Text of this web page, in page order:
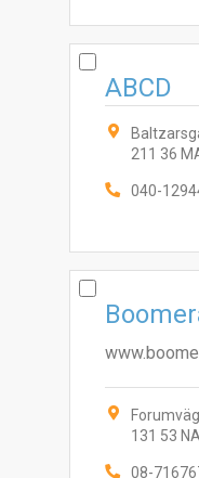
ABCD
211 36
040-
131 53
08-